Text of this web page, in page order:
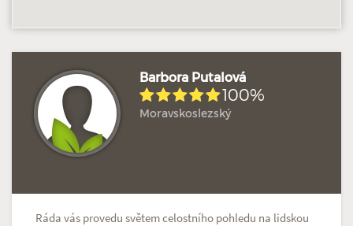
Barbora Putalová
100%
Moravskoslezský
Ráda vás provedu světem celostního pohledu na lidskou
Hodnoceno: 2×